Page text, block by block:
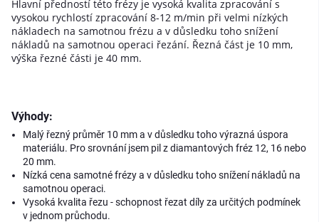
Hlavní předností této frézy je vysoká kvalita zpracování s
vysokou rychlostí zpracování 8-12 m/min při velmi nízkých
nákladech na samotnou frézu a v důsledku toho snížení
nákladů na samotnou operaci řezání. Řezná část je 10 mm,
výška řezné části je 40 mm.
Výhody:
Malý řezný průměr 10 mm a v důsledku toho výrazná úspora
materiálu. Pro srovnání jsem pil z diamantových fréz 12, 16 nebo
20 mm.
Nízká cena samotné frézy a v důsledku toho snížení nákladů na
samotnou operaci.
Vysoká kvalita řezu - schopnost řezat díly za určitých podmínek
v jednom průchodu.